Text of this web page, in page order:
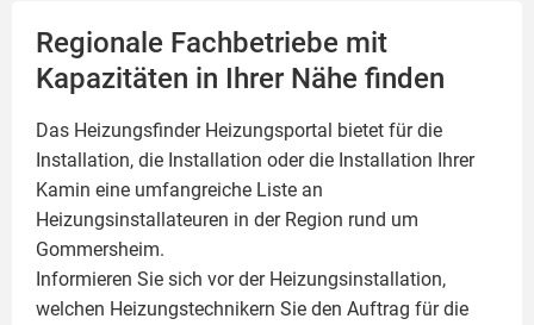
Regionale Fachbetriebe mit
Kapazitäten in Ihrer Nähe finden
Das Heizungsfinder Heizungsportal bietet für die
Installation, die Installation oder die Installation Ihrer
Kamin eine umfangreiche Liste an
Heizungsinstallateuren in der Region rund um
Gommersheim.
Informieren Sie sich vor der Heizungsinstallation,
welchen Heizungstechnikern Sie den Auftrag für die